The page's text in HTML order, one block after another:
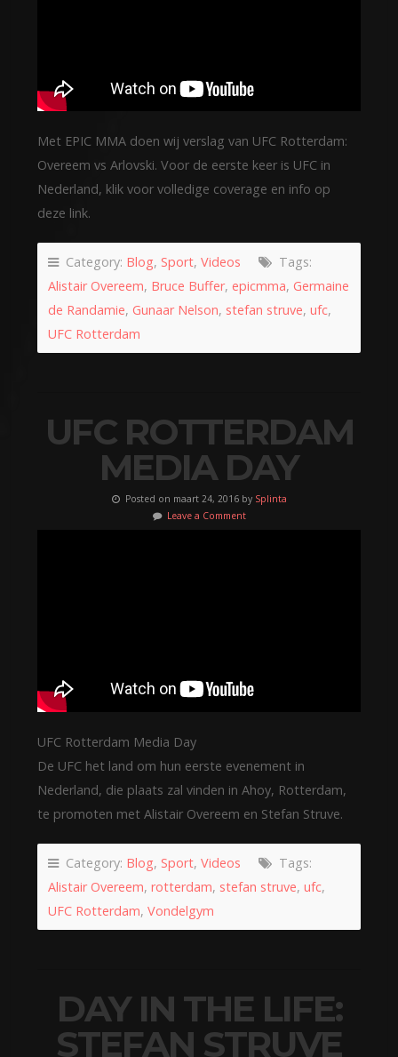
Met EPIC MMA doen wij verslag van UFC Rotterdam:
Overeem vs Arlovski. Voor de eerste keer is UFC in
Nederland, klik voor volledige coverage en info op
deze link.
Category: Blog, Sport, Videos
Tags:
Alistair Overeem, Bruce Buffer, epicmma, Germaine
de Randamie, Gunaar Nelson, stefan struve, ufc,
UFC Rotterdam
UFC ROTTERDAM
MEDIA DAY
Posted on maart 24, 2016 by Splinta
Leave a Comment
UFC Rotterdam Media Day
De UFC het land om hun eerste evenement in
Nederland, die plaats zal vinden in Ahoy, Rotterdam,
te promoten met Alistair Overeem en Stefan Struve.
Category: Blog, Sport, Videos
Tags:
Alistair Overeem, rotterdam, stefan struve, ufc,
UFC Rotterdam, Vondelgym
DAY IN THE LIFE:
STEFAN STRUVE